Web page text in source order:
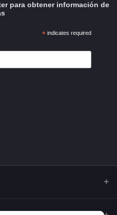
para obtener información de
*indicates required